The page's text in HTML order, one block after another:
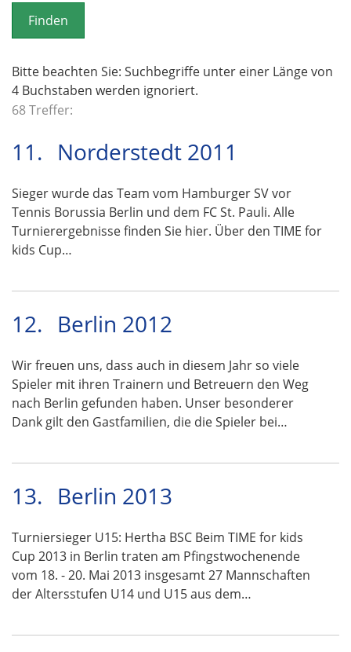
o
n
Bitte beachten Sie: Suchbegriffe unter einer Länge von
4 Buchstaben werden ignoriert.
68 Treffer:
11. Norderstedt 2011
Sieger wurde das Team vom Hamburger SV vor
Tennis Borussia Berlin und dem FC St. Pauli. Alle
Turnierergebnisse finden Sie hier. Über den TIME for
kids Cup…
12. Berlin 2012
Wir freuen uns, dass auch in diesem Jahr so viele
Spieler mit ihren Trainern und Betreuern den Weg
nach Berlin gefunden haben. Unser besonderer
Dank gilt den Gastfamilien, die die Spieler bei…
13. Berlin 2013
Turniersieger U15: Hertha BSC Beim TIME for kids
Cup 2013 in Berlin traten am Pfingstwochenende
vom 18. - 20. Mai 2013 insgesamt 27 Mannschaften
der Altersstufen U14 und U15 aus dem…